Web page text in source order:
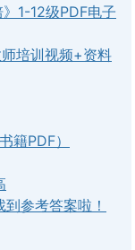
1-12级PDF电子
培训视频+资料
籍PDF）
参考答案啦！